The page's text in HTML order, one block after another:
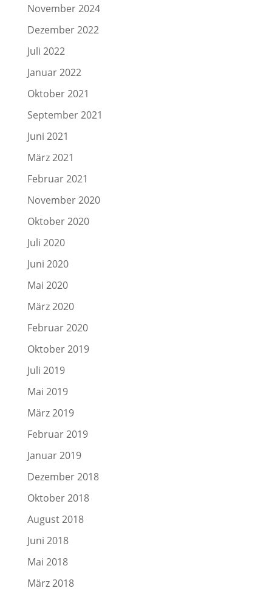
November 2024
Dezember 2022
Juli 2022
Januar 2022
Oktober 2021
September 2021
Juni 2021
März 2021
Februar 2021
November 2020
Oktober 2020
Juli 2020
Juni 2020
Mai 2020
März 2020
Februar 2020
Oktober 2019
Juli 2019
Mai 2019
März 2019
Februar 2019
Januar 2019
Dezember 2018
Oktober 2018
August 2018
Juni 2018
Mai 2018
März 2018